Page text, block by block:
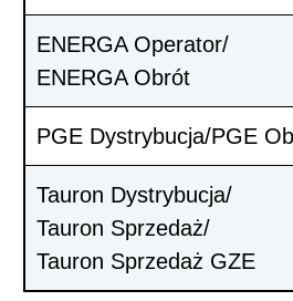
ENERGA Operator/
ENERGA Obrót
PGE Dystrybucja/PGE
Tauron Dystrybucja/
Tauron Sprzedaż/
Tauron Sprzedaż GZE